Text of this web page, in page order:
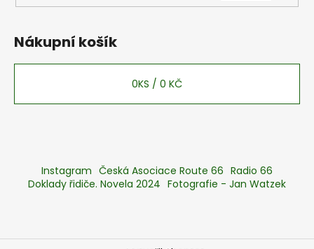
Nákupní košík
0KS / 0 KČ
Instagram Česká Asociace Route 66 Radio 66
Doklady řidiče. Novela 2024 Fotografie - Jan Watzek